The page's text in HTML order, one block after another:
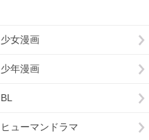
少女漫画
少年漫画
BL
ヒューマンドラマ